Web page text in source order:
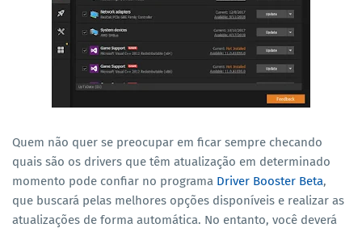
Quem não quer se preocupar em ficar sempre checando
quais são os drivers que têm atualização em determinado
momento pode confiar no programa Driver Booster Beta,
que buscará pelas melhores opções disponíveis e realizar as
atualizações de forma automática. No entanto, você deverá